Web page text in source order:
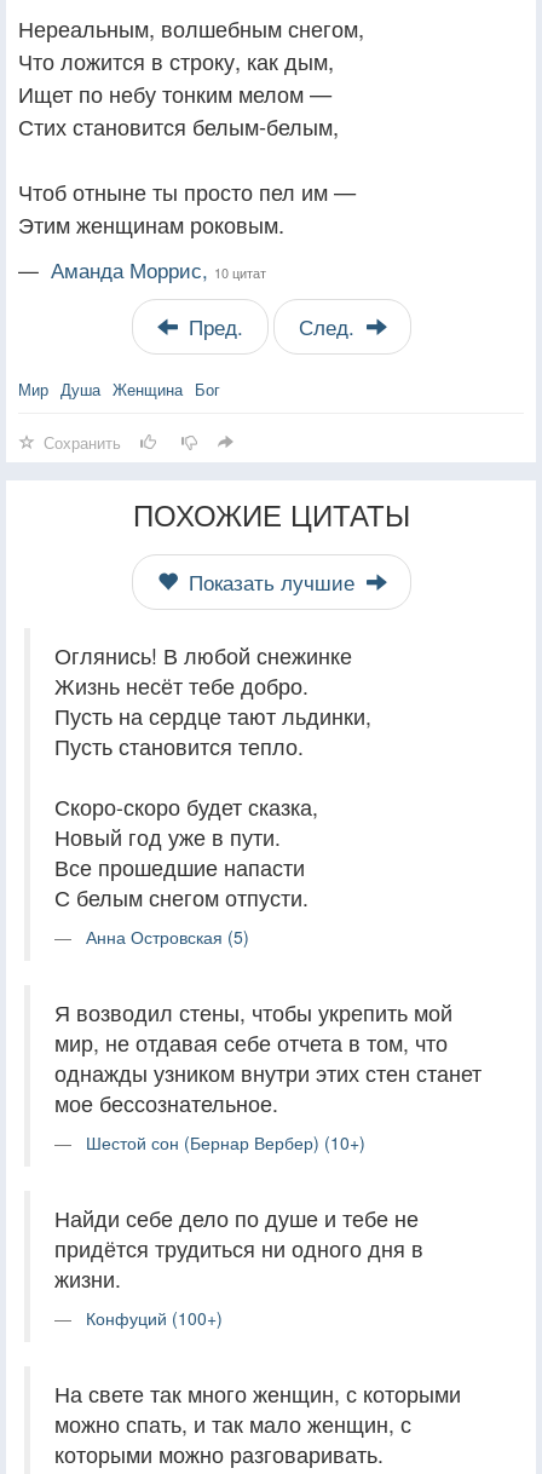
Нереальным, волшебным снегом,
Что ложится в строку, как дым,
Ищет по небу тонким мелом —
Стих становится белым-белым,
Чтоб отныне ты просто пел им —
Этим женщинам роковым.
— Аманда Моррис, 10 цитат
Пред. След.
Мир Душа Женщина Бог
Сохранить
ПОХОЖИЕ ЦИТАТЫ
Показать лучшие
Оглянись! В любой снежинке
Жизнь несёт тебе добро.
Пусть на сердце тают льдинки,
Пусть становится тепло.
Скоро-скоро будет сказка,
Новый год уже в пути.
Все прошедшие напасти
С белым снегом отпусти.
Анна Островская (5)
Я возводил стены, чтобы укрепить мой
мир, не отдавая себе отчета в том, что
однажды узником внутри этих стен станет
мое бессознательное.
Шестой сон (Бернар Вербер) (10+)
Найди себе дело по душе и тебе не
придётся трудиться ни одного дня в
жизни.
Конфуций (100+)
На свете так много женщин, с которыми
можно спать, и так мало женщин, с
которыми можно разговаривать.